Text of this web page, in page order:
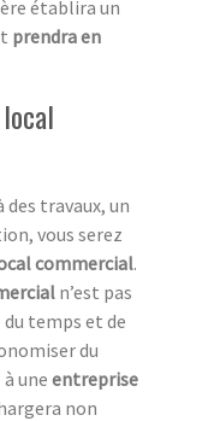
établira un
prendra en
des travaux, un
vous serez
commercial.
n’est pas
temps et de
du
uneentreprise
non